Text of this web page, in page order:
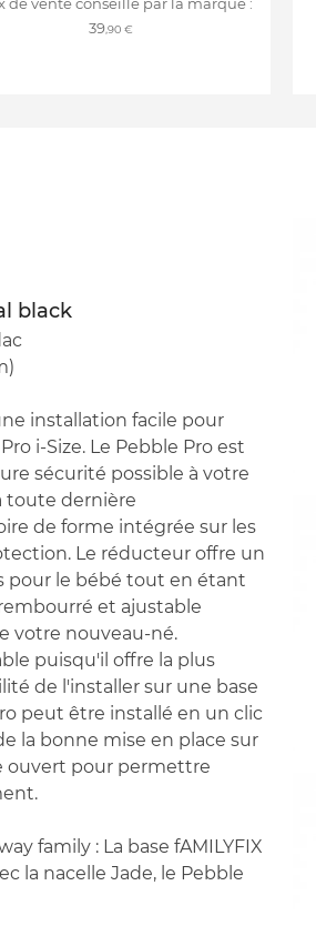
39,90 €
black
installation facile pour
i-Size. Le Pebble Pro est
sécurité possible à votre
toute dernière
de forme intégrée sur les
Le réducteur offre un
pour le bébé tout en étant
et ajustable
votre nouveau-né.
puisqu'il offre la plus
de l'installer sur une base
peut être installé en un clic
la bonne mise en place sur
ouvert pour permettre
family : La base fAMILYFIX
la nacelle Jade, le Pebble